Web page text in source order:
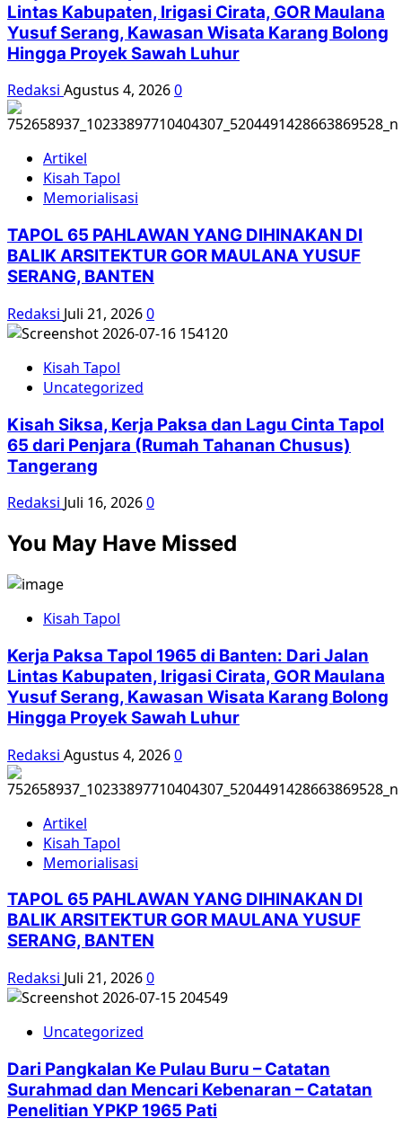
Lintas Kabupaten, Irigasi Cirata, GOR Maulana
Yusuf Serang, Kawasan Wisata Karang Bolong
Hingga Proyek Sawah Luhur
Redaksi Agustus 4, 20260
Artikel
Kisah Tapol
Memorialisasi
TAPOL 65 PAHLAWAN YANG DIHINAKAN DI
BALIK ARSITEKTUR GOR MAULANA YUSUF
SERANG, BANTEN
Redaksi Juli 21, 20260
Kisah Tapol
Uncategorized
Kisah Siksa, Kerja Paksa dan Lagu Cinta Tapol
65 dari Penjara (Rumah Tahanan Chusus)
Tangerang
Redaksi Juli 16, 20260
You May Have Missed
Kisah Tapol
Kerja Paksa Tapol 1965 di Banten: Dari Jalan
Lintas Kabupaten, Irigasi Cirata, GOR Maulana
Yusuf Serang, Kawasan Wisata Karang Bolong
Hingga Proyek Sawah Luhur
Redaksi Agustus 4, 20260
Artikel
Kisah Tapol
Memorialisasi
TAPOL 65 PAHLAWAN YANG DIHINAKAN DI
BALIK ARSITEKTUR GOR MAULANA YUSUF
SERANG, BANTEN
Redaksi Juli 21, 20260
Uncategorized
Dari Pangkalan Ke Pulau Buru – Catatan
Surahmad dan Mencari Kebenaran – Catatan
Penelitian YPKP 1965 Pati